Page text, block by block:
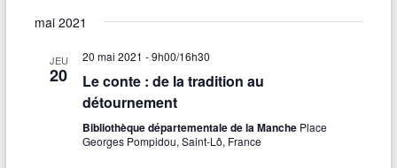
i
mai 2021
JEU
20
20 mai 2021 - 9h00/16h30
Le conte : de la tradition au
détournement
Bibliothèque départementale de la Manche Place
Georges Pompidou, Saint-Lô, France